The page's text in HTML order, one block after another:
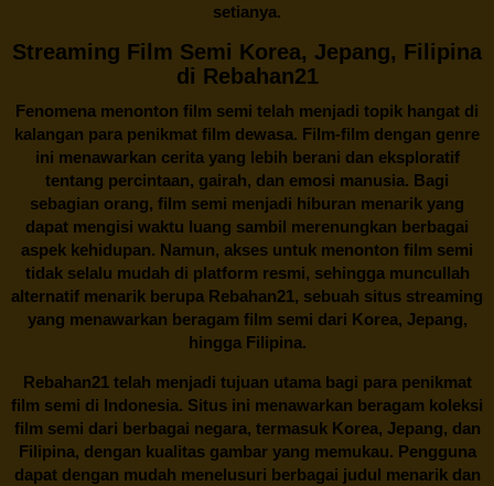
setianya.
Streaming Film Semi Korea, Jepang, Filipina
di Rebahan21
Fenomena menonton film semi telah menjadi topik hangat di
kalangan para penikmat film dewasa. Film-film dengan genre
ini menawarkan cerita yang lebih berani dan eksploratif
tentang percintaan, gairah, dan emosi manusia. Bagi
sebagian orang, film semi menjadi hiburan menarik yang
dapat mengisi waktu luang sambil merenungkan berbagai
aspek kehidupan. Namun, akses untuk menonton film semi
tidak selalu mudah di platform resmi, sehingga muncullah
alternatif menarik berupa Rebahan21, sebuah situs streaming
yang menawarkan beragam film semi dari Korea, Jepang,
hingga Filipina.
Rebahan21telah menjadi tujuan utama bagi para penikmat
film semi di Indonesia. Situs ini menawarkan beragam koleksi
film semi dari berbagai negara, termasuk Korea, Jepang, dan
Filipina, dengan kualitas gambar yang memukau. Pengguna
dapat dengan mudah menelusuri berbagai judul menarik dan